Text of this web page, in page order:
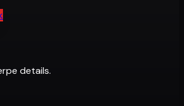
details.